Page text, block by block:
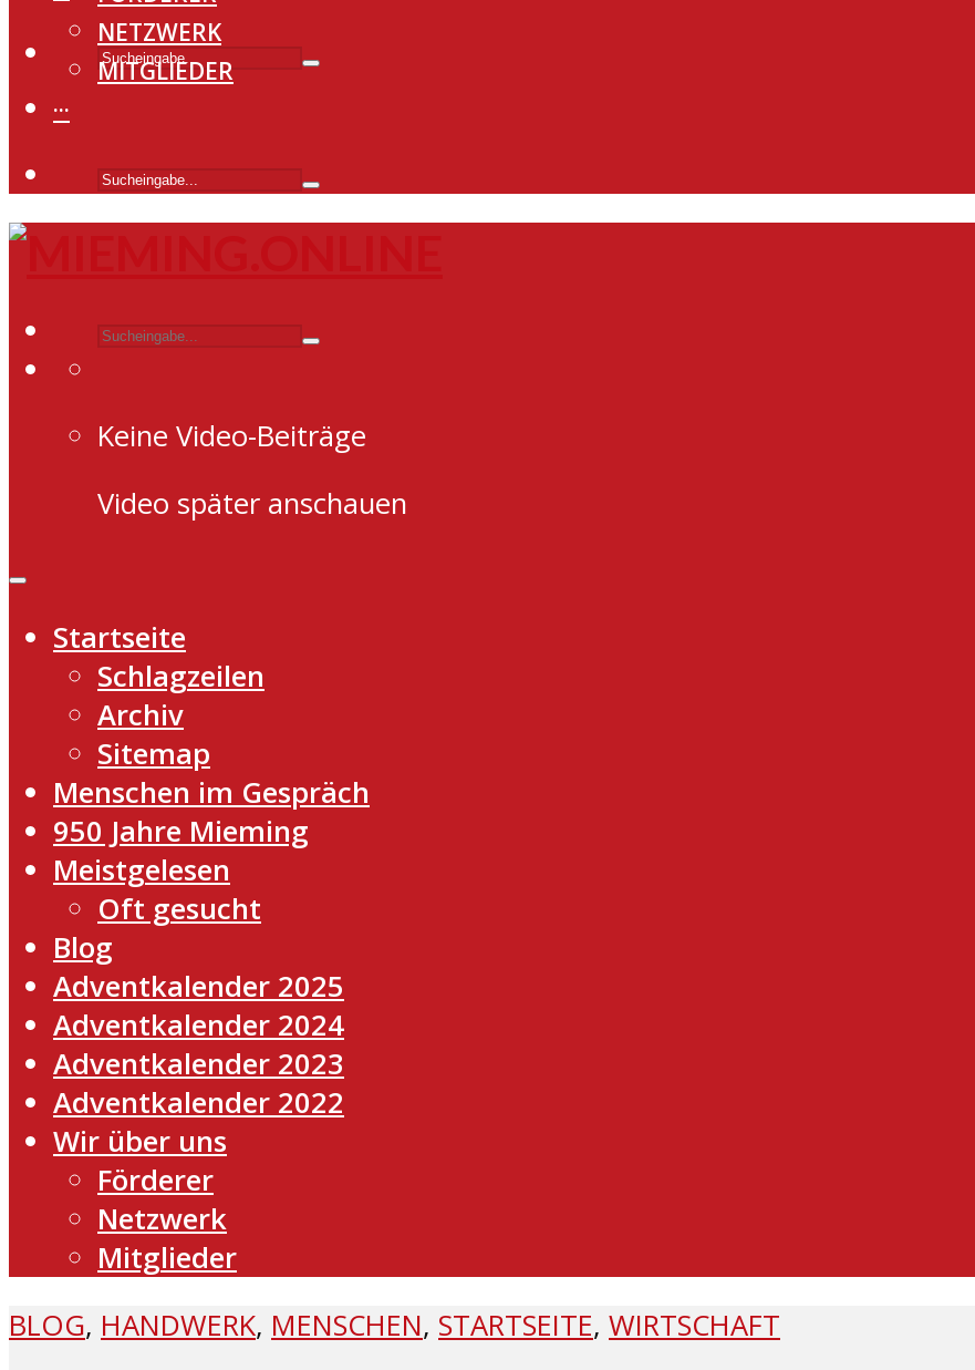
NETZWERK
MITGLIEDER
···
Keine Video-Beiträge
Video später anschauen
Startseite
Schlagzeilen
Archiv
Sitemap
Menschen im Gespräch
950 Jahre Mieming
Meistgelesen
Oft gesucht
Blog
Adventkalender 2025
Adventkalender 2024
Adventkalender 2023
Adventkalender 2022
Wir über uns
Förderer
Netzwerk
Mitglieder
BLOG, HANDWERK, MENSCHEN, STARTSEITE, WIRTSCHAFT